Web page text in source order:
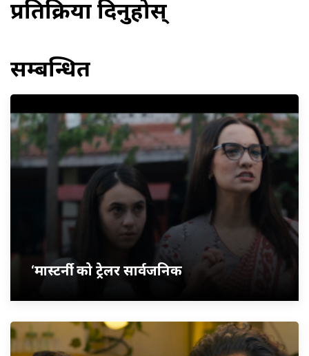
प्रतिक्रिया दिनुहोस्
सम्बन्धित
‘मास्टर्नी’ को ट्रेलर सार्वजनिक